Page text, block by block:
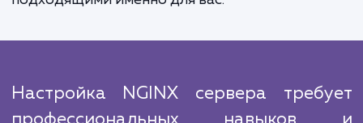
настройке и администрированию
NGINX, но мы уверены, что наш подход и